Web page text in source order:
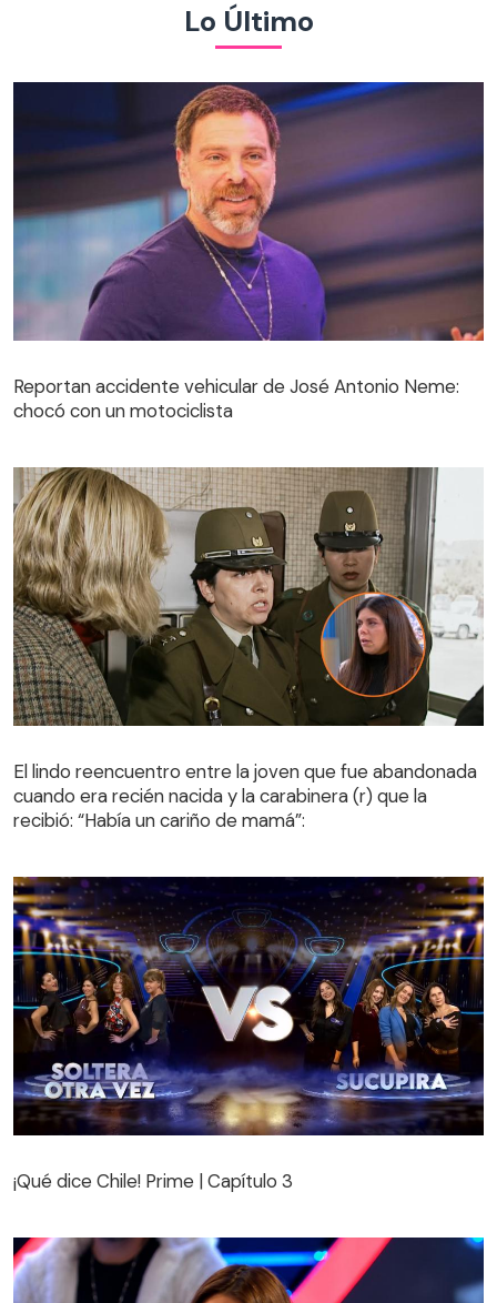
Lo Último
Reportan accidente vehicular de José Antonio Neme:
chocó con un motociclista
cuando era recién nacida y la carabinera (r) que la
recibió: “Había un cariño de mamá”:
El lindo reencuentro entre la joven que fue abandonada
cuando era recién nacida y la carabinera (r) que la
recibió: “Había un cariño de mamá”:
¡Qué dice Chile! Prime | Capítulo 3